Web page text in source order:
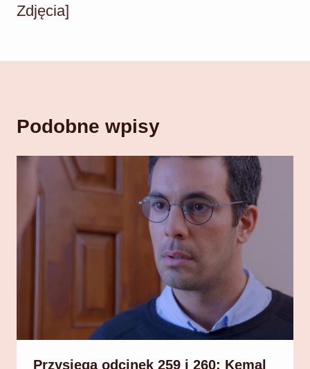
Zdjęcia]
Podobne wpisy
Przysięga odcinek 259 i 260: Kemal